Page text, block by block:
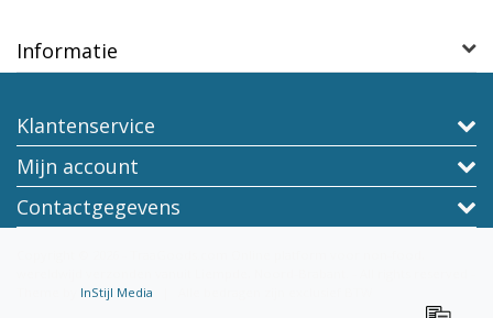
Informatie
Klantenservice
Mijn account
Contactgegevens
InStijl Media